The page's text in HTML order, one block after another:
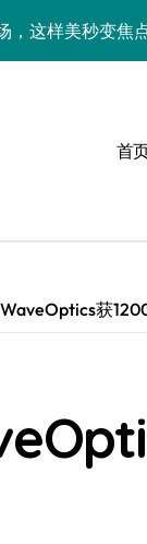
，这样美秒变焦
颜秘籍大公开
星新风尚来了！
个性旗舰
玩，炫酷一键搞
美学新标杆！
定制主题潮到没
首
获